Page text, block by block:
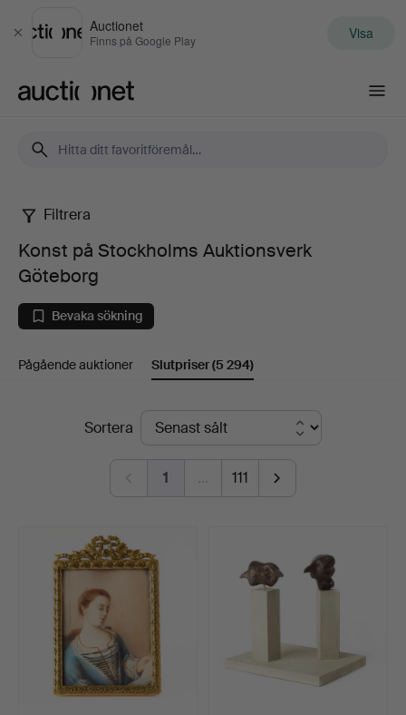
Stäng
Auctionet
Finns på Google Play Visa
Konst
på
Stockholms
Auktionsverk
Filtrera
Konst på Stockholms Auktionsverk
Göteborg
Bevaka sökning
Pågående auktioner Slutpriser(5 294)
SlutpriserSortera
1 … 111